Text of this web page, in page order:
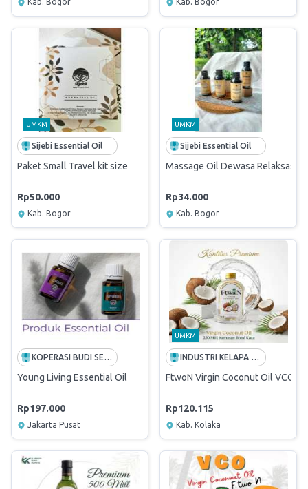
UMKM
Sijebi Essential Oil
Paket Small Travel kit size
Rp50.000
Kab. Bogor
UMKM
Sijebi Essential Oil
Massage Oil Dewasa Relaksasi/
Rp34.000
Kab. Bogor
KOPERASI BUDI SETIA
Young Living Essential Oil
Rp197.000
Jakarta Pusat
UMKM
INDUSTRI KELAPA KAMPOENG
FtwoN Virgin Coconut Oil VCO
Rp120.115
Kab. Kolaka